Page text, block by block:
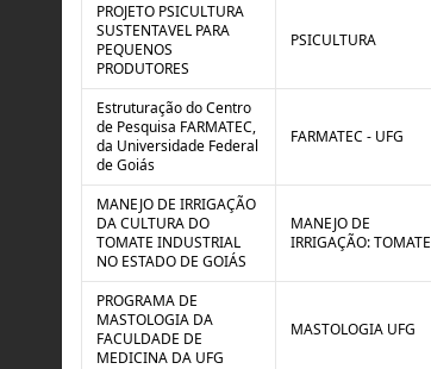
PROJETO PSICULTURA
SUSTENTAVEL PARA
PEQUENOS
PRODUTORES
PSICULTURA
Estruturação do Centro
de Pesquisa FARMATEC,
da Universidade Federal
de Goiás
FARMATEC - UFG
MANEJO DE IRRIGAÇÃO
DA CULTURA DO
TOMATE INDUSTRIAL
NO ESTADO DE GOIÁS
MANEJO DE
IRRIGAÇÃO: TOMATE
PROGRAMA DE
MASTOLOGIA DA
FACULDADE DE
MEDICINA DA UFG
MASTOLOGIA UFG